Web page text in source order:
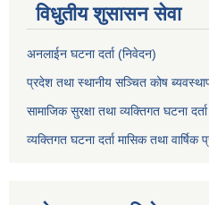
विधुतीय शुसासन सेवा
अनलाईन घटना दर्ता (निवेदन)
प्रदेश तथा स्थानीय सञ्चित कोष
सामाजिक सुरक्षा तथा व्यक्तिगत घटना दर्ता
व्यक्तिगत घटना दर्ता मासिक तथा वार्षिक